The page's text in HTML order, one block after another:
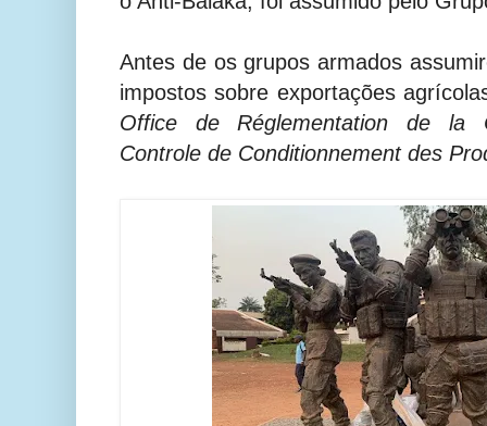
Antes de os grupos armados
impostos sobre exportações
Office de Réglementation de la
Controle de Conditionnement des